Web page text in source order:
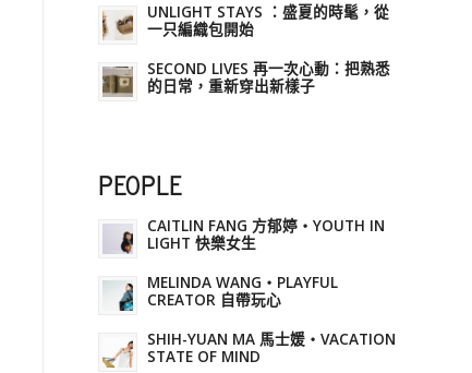
UNLIGHT STAYS ：盛夏的時髦，從
一只編織包開始
SECOND LIVES 再一次心動：把熟悉
的日常，重新穿出新樣子
PEOPLE
CAITLIN FANG 方郁婷・YOUTH IN
LIGHT 快樂女生
MELINDA WANG・PLAYFUL
CREATOR 自帶玩心
SHIH-YUAN MA 馬士媛・VACATION
STATE OF MIND